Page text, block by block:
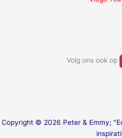
Volg ons ook op
Copyright © 2026 Peter & Emmy;